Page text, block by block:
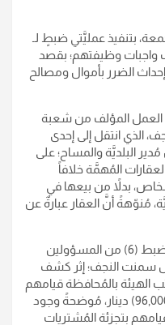
بتنفيذ عمليَّتي ضبطٍ لـ
واجبات وظيفتهم؛ بقصد
الضرر بأموال ومصالح
العمل المؤلف من شعبة
الذي انتقل إلى إحدى
البلديَّة والمساح؛ على
المُهمَّة خلافاً
بدلاً من بيعها في
مُنوّهةً أنَّ العقار عبارةٌ عن
وأضافت أنَّه، في عمليَّةٍ مُنفصلةٍ، تمَّ ضبط (6) من المسؤولين
سمنت النجف؛ إثر كشف
الهيئة بالمُحافظة قيامهم
بشراء وتجهيز مواد بناء بمبلغ (96,000,000) دينار، مُوضحةً وجود
بتجزئة المُشتريات